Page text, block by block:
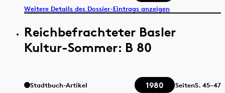
Weitere Details des Dossier-Eintrags anzeigen
Reichbefrachteter Basler
Kultur-Sommer: B 80
Stadtbuch-Artikel 1980 SeitenS. 45–47